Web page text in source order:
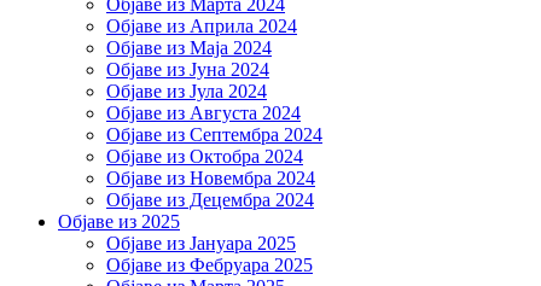
Објаве из Марта 2024
Објаве из Априла 2024
Објаве из Маја 2024
Објаве из Јуна 2024
Објаве из Јула 2024
Објаве из Августа 2024
Објаве из Септембра 2024
Објаве из Октобра 2024
Објаве из Новембра 2024
Објаве из Децембра 2024
Објаве из 2025
Објаве из Јануара 2025
Објаве из Фебруара 2025